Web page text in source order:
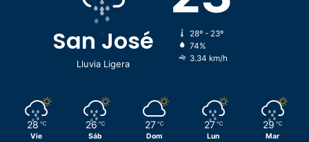
San José
Lluvia Ligera
28º - 23º
74%
3.34 km/h
28 ℃
Vie
26 ℃
Sáb
27 ℃
Dom
27 ℃
Lun
29 ℃
Mar